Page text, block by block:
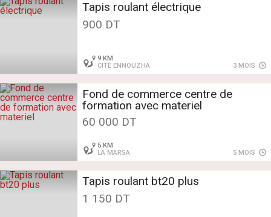
Tapis roulant électrique
900 DT
9 KM
CITÉ ENNOUZHA
3 MOIS
Fond de commerce centre de
formation avec materiel
60 000 DT
5 KM
LA MARSA
5 MOIS
Tapis roulant bt20 plus
1 150 DT